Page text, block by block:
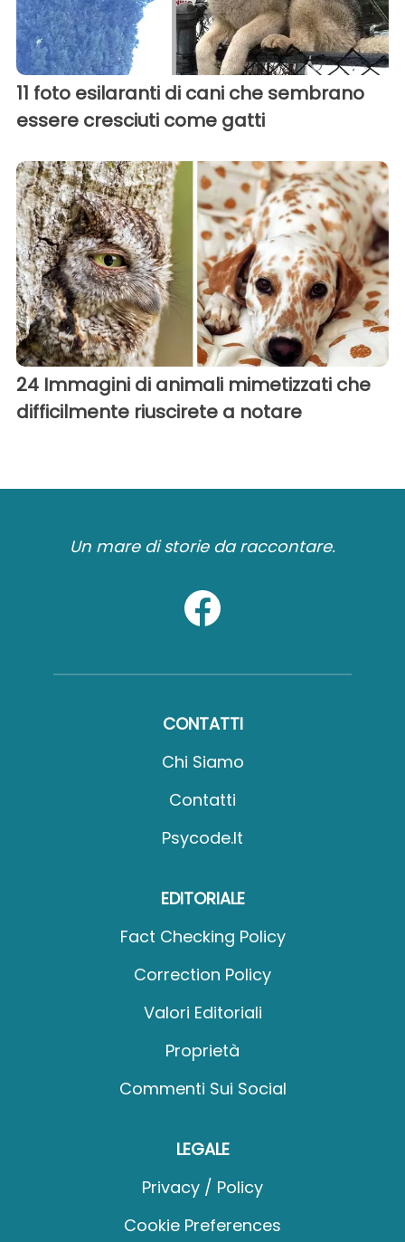
11 foto esilaranti di cani che sembrano
essere cresciuti come gatti
24 Immagini di animali mimetizzati che
difficilmente riuscirete a notare
Un mare di storie da raccontare.
CONTATTI
Chi Siamo
Contatti
Psycode.it
EDITORIALE
Fact Checking Policy
Correction Policy
Valori Editoriali
Proprietà
Commenti Sui Social
LEGALE
Privacy / Policy
Cookie Preferences